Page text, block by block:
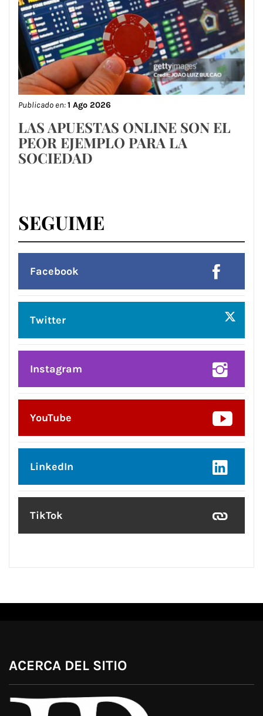
Publicado en:1 Ago 2026
LAS APUESTAS ONLINE SON EL
PEOR EJEMPLO PARA LA
SOCIEDAD
SEGUIME
Facebook
Twitter
Instagram
YouTube
LinkedIn
TikTok
ACERCA DEL SITIO